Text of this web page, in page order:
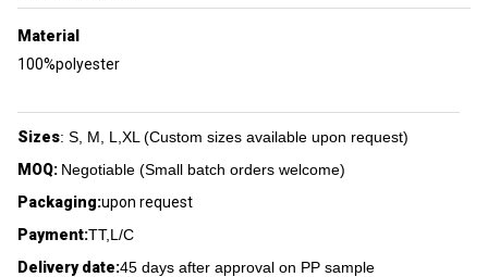
Material
100%polyester
Sizes: S, M, L,XL (Custom sizes available upon request)
MOQ: Negotiable (Small batch orders welcome)
Packaging:upon request
Payment:TT,L/C
Delivery date:45 days after approval on PP sample